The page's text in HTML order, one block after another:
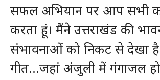
सफल अभियान पर आप सभी
करता हूं। मैंने उत्तराखंड की
संभावनाओं को निकट से देखा
गीत…जहां अंजुली में गंगाजल